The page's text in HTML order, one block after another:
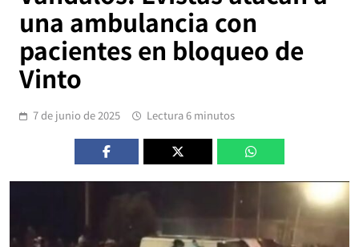
una ambulancia con
pacientes en bloqueo de
Vinto
7 de junio de 2025 Lectura 6 minutos